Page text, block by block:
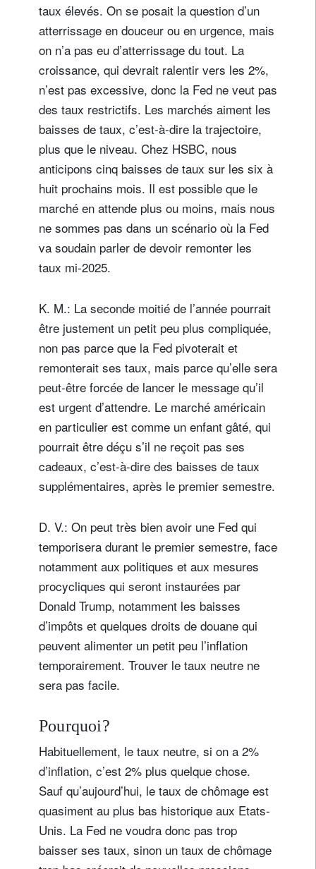
taux élevés. On se posait la question d’un
atterrissage en douceur ou en urgence, mais
on n’a pas eu d’atterrissage du tout. La
croissance, qui devrait ralentir vers les 2%,
n’est pas excessive, donc la Fed ne veut pas
des taux restrictifs. Les marchés aiment les
baisses de taux, c’est-à-dire la trajectoire,
plus que le niveau. Chez HSBC, nous
anticipons cinq baisses de taux sur les six à
huit prochains mois. Il est possible que le
marché en attende plus ou moins, mais nous
ne sommes pas dans un scénario où la Fed
va soudain parler de devoir remonter les
taux mi-2025.
K. M.: La seconde moitié de l’année pourrait
être justement un petit peu plus compliquée,
non pas parce que la Fed pivoterait et
remonterait ses taux, mais parce qu’elle sera
peut-être forcée de lancer le message qu’il
est urgent d’attendre. Le marché américain
en particulier est comme un enfant gâté, qui
pourrait être déçu s’il ne reçoit pas ses
cadeaux, c’est-à-dire des baisses de taux
supplémentaires, après le premier semestre.
D. V.: On peut très bien avoir une Fed qui
temporisera durant le premier semestre, face
notamment aux politiques et aux mesures
procycliques qui seront instaurées par
Donald Trump, notamment les baisses
d’impôts et quelques droits de douane qui
peuvent alimenter un petit peu l’inflation
temporairement. Trouver le taux neutre ne
sera pas facile.
Pourquoi?
Habituellement, le taux neutre, si on a 2%
d’inflation, c’est 2% plus quelque chose.
Sauf qu’aujourd’hui, le taux de chômage est
quasiment au plus bas historique aux Etats-
Unis. La Fed ne voudra donc pas trop
baisser ses taux, sinon un taux de chômage